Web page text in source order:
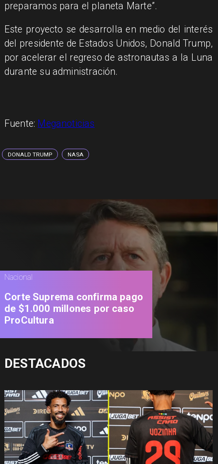
preparamos para el planeta Marte”.
Este proyecto se desarrolla en medio del interés
del presidente de Estados Unidos, Donald Trump,
por acelerar el regreso de astronautas a la Luna
durante su administración.
Fuente: Meganoticias
DONALD TRUMP NASA
Nacional
Codelco suspende
construcción de Andes Norte
en El Teniente por riesgos
sísmicos
DESTACADOS